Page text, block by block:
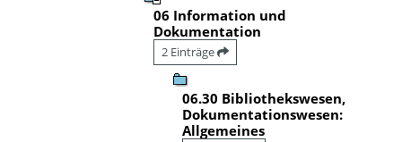
06 Information und
Dokumentation
2 Einträge
06.30 Bibliothekswesen,
Dokumentationswesen:
Allgemeines